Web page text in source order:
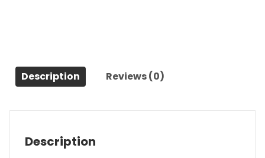
Description Reviews (0)
Description